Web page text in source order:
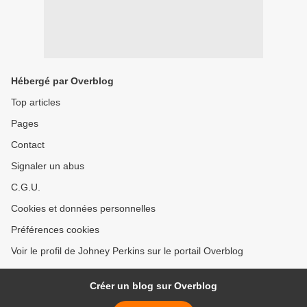
Hébergé par Overblog
Top articles
Pages
Contact
Signaler un abus
C.G.U.
Cookies et données personnelles
Préférences cookies
Voir le profil de Johney Perkins sur le portail Overblog
Créer un blog sur Overblog